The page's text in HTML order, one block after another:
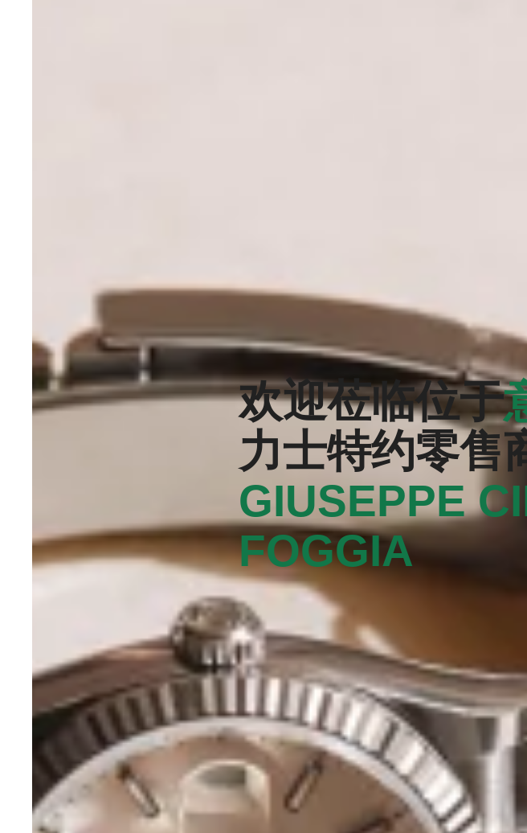
欢迎莅临位于
力士特约零售
GIUSEPPE
FOGGIA‬